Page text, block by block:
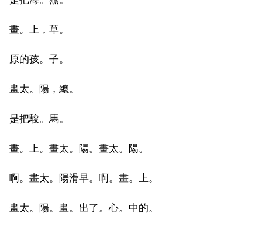
畫。上，草。
原的孩。子。
畫太。陽，總。
是把駿。馬。
畫。上。畫太。陽。畫太。陽。
啊。畫太。陽滑早。啊。畫。上。
畫太。陽。畫。出了。心。中的。